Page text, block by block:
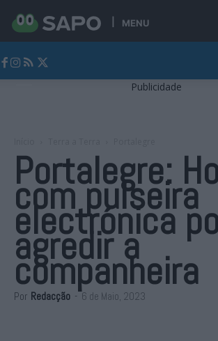
MENU
Publicidade
Portalegre:
com pulseira
electrónica
agredir a
companheira
Por Redacção - 6 de Maio, 2023